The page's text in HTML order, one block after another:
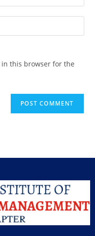
in this browser for the